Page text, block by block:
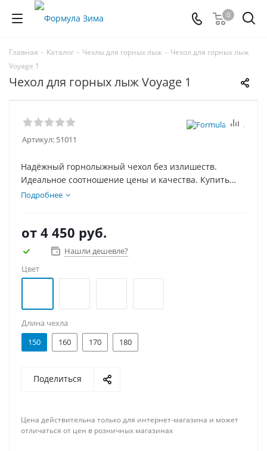
0
Главная - Каталог - Чехлы для горных лыж - Чехол для горных лыж
Voyage 1
Чехол для горных лыж Voyage 1
Артикул: 51011
Надёжный горнолыжный чехол без излишеств.
Идеальное соотношение цены и качества. Купить
можно самовывозом в нашем магазине или заказав
Подробнее
от 4 450 руб.
Нашли дешевле?
Цвет
Длина чехла
150
160 170 180
Поделиться
Цена действительна только для интернет-магазина и может
отличаться от цен в розничных магазинах